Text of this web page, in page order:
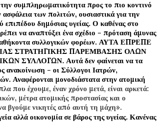
συμπληρωματικότητα προς το πιο κοντινό
των πολιτών, ουσιαστικά για την
δημόσιας υγείας. Ο καθένας στο
να αναπτύξει ένα σχέδιο - πρόταση άμυνας
συλλογικών φορέων. ΑΥΤΑ ΕΠΡΕΠΕ
ΣΤΡΑΤΗΓΙΚΗΣ ΠΑΡΕΜΒΑΣΗΣ ΟΛΩΝ
ΣΥΛΛΟΓΩΝ. Αυτά δεν φαίνεται να τα
ανακοίνωση - οι Σύλλογοι Ιατρών,
Αναφέρονται μονοδιάστατα στην ατομική
που έχουμε, έναν χρόνο μετά, είναι αρκετά:
μέτρα ατομικής προστασίας και ο
βγούμε νικητές από αυτή τη μάχη».
αλλά οικονομία σε βάρος της υγείας. Κανένας